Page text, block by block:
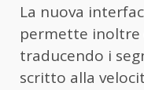
La nuova
permette inoltre
traducendo i
scritto alla